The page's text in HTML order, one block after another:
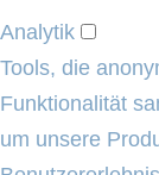
Analytik
Tools, die
Funktionalität
um unsere